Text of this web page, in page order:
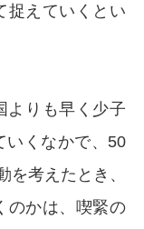
捉えていくとい
よりも早く少子
いくなかで、50
を考えたとき、
のかは、喫緊の